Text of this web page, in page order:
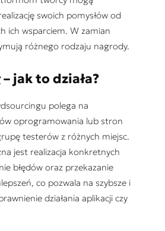
swoich pomysłów od
ich wsparciem. W zamian
różnego rodzaju nagrody.
jak to działa?
polega na
oprogramowania lub stron
testerów z różnych miejsc.
jest realizacja konkretnych
błędów oraz przekazanie
co pozwala na szybsze i
działania aplikacji czy